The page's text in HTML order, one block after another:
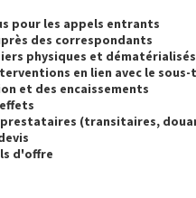
pour les appels entrants
des correspondants
physiques et dématérialisés
en lien avec le
et des encaissements
prestataires (transitaires,
d'offre